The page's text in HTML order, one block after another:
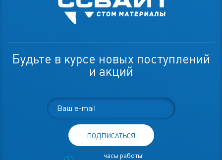
Будьте в курсе новых поступлений
и акций
ПОДПИСАТЬСЯ
часы работы: